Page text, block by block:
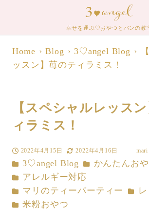
幸せを運ぶ♡おやつとパンの教
Home Blog 3♡angel Blog
ッスン】苺のティラミス！
【スペシャルレッス
ィラミス！
投稿日
2022年4月15日
更新日
2022年4月16日
者
mari
カテゴリー
3♡angel Blog カテゴリー
かんたんお
カテゴリー
アレルギー対応
カテゴリー
マリのティーパーティー カテゴ
カテゴリー
米粉おやつ